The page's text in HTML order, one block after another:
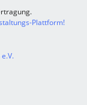
Plattform!